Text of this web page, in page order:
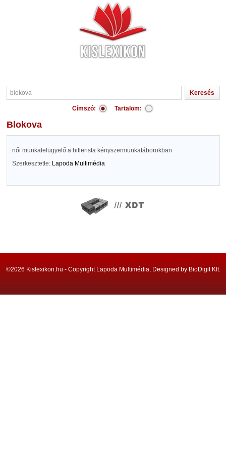
Címszó: Tartalom:
blokova
női munkafelügyelő a hitlerista kényszermunkatáborokban
Szerkesztette: Lapoda Multimédia
©2026 Kislexikon.hu - Copyright Lapoda Multimédia, Designed by BioDigit Kft.